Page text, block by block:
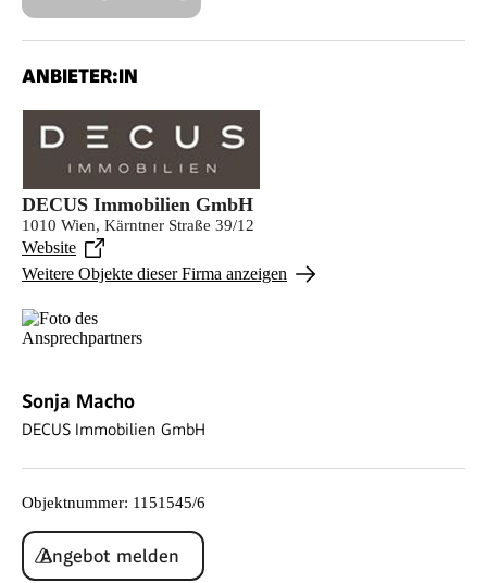
ANBIETER:IN
DECUS Immobilien GmbH
1010 Wien, Kärntner Straße 39/12
Website
Weitere Objekte dieser Firma anzeigen
Sonja Macho
DECUS Immobilien GmbH
Objektnummer: 1151545/6
Angebot melden